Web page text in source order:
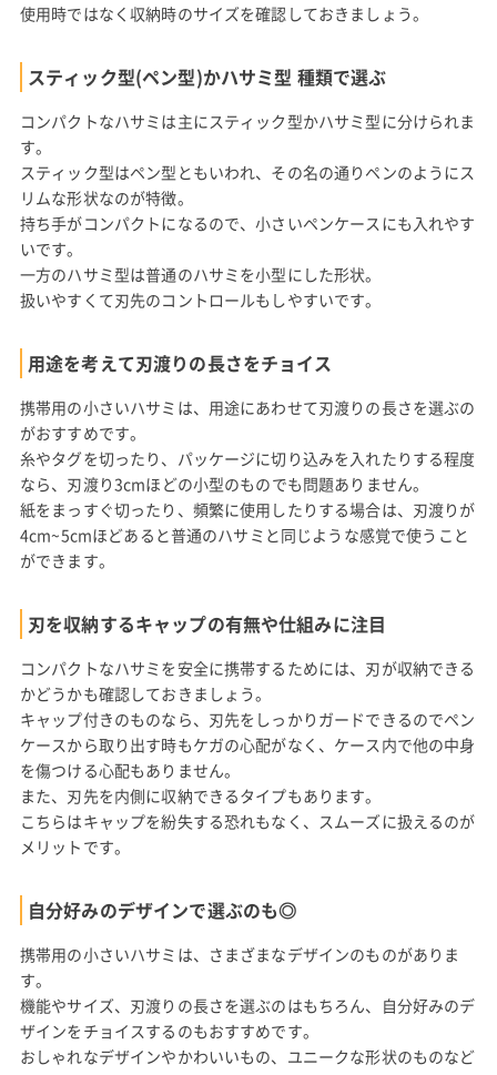
使用時ではなく収納時のサイズを確認しておきましょう。
スティック型(ペン型)かハサミ型 種類で選ぶ
コンパクトなハサミは主にスティック型かハサミ型に分けられま
す。
スティック型はペン型ともいわれ、その名の通りペンのようにス
リムな形状なのが特徴。
持ち手がコンパクトになるので、小さいペンケースにも入れやす
いです。
一方のハサミ型は普通のハサミを小型にした形状。
扱いやすくて刃先のコントロールもしやすいです。
用途を考えて刃渡りの長さをチョイス
携帯用の小さいハサミは、用途にあわせて刃渡りの長さを選ぶの
がおすすめです。
糸やタグを切ったり、パッケージに切り込みを入れたりする程度
なら、刃渡り3cmほどの小型のものでも問題ありません。
紙をまっすぐ切ったり、頻繁に使用したりする場合は、刃渡りが
4cm~5cmほどあると普通のハサミと同じような感覚で使うこと
ができます。
刃を収納するキャップの有無や仕組みに注目
コンパクトなハサミを安全に携帯するためには、刃が収納できる
かどうかも確認しておきましょう。
キャップ付きのものなら、刃先をしっかりガードできるのでペン
ケースから取り出す時もケガの心配がなく、ケース内で他の中身
を傷つける心配もありません。
また、刃先を内側に収納できるタイプもあります。
こちらはキャップを紛失する恐れもなく、スムーズに扱えるのが
メリットです。
自分好みのデザインで選ぶのも◎
携帯用の小さいハサミは、さまざまなデザインのものがありま
す。
機能やサイズ、刃渡りの長さを選ぶのはもちろん、自分好みのデ
ザインをチョイスするのもおすすめです。
おしゃれなデザインやかわいいもの、ユニークな形状のものなど